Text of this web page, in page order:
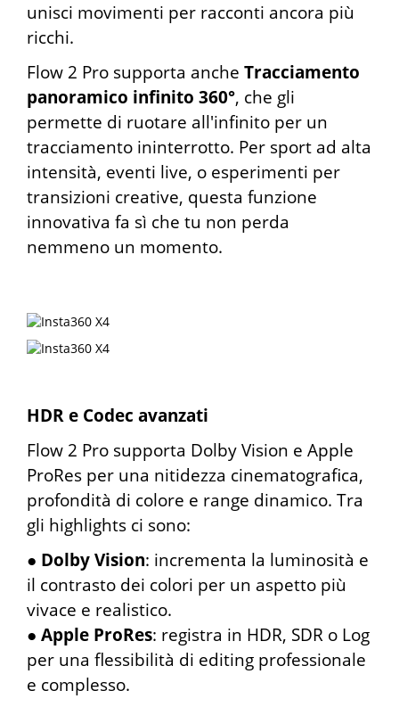
unisci movimenti per racconti ancora più
ricchi.
Flow 2 Pro supporta anche Tracciamento
panoramico infinito 360°, che gli
permette di ruotare all'infinito per un
tracciamento ininterrotto. Per sport ad alta
intensità, eventi live, o esperimenti per
transizioni creative, questa funzione
innovativa fa sì che tu non perda
nemmeno un momento.
HDR e Codec avanzati
Flow 2 Pro supporta Dolby Vision e Apple
ProRes per una nitidezza cinematografica,
profondità di colore e range dinamico. Tra
gli highlights ci sono:
● Dolby Vision: incrementa la luminosità e
il contrasto dei colori per un aspetto più
vivace e realistico.
● Apple ProRes: registra in HDR, SDR o Log
per una flessibilità di editing professionale
e complesso.